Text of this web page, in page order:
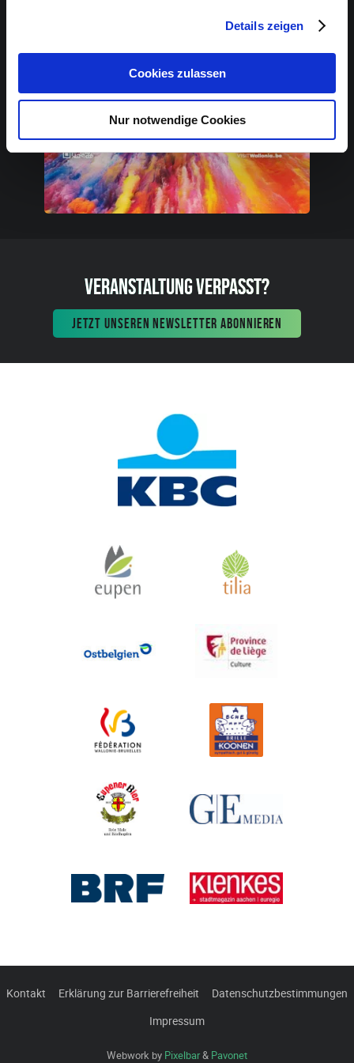
Details zeigen
Cookies zulassen
Nur notwendige Cookies
VERANSTALTUNG VERPASST?
JETZT UNSEREN NEWSLETTER ABONNIEREN
Kontakt Erklärung zur Barrierefreiheit
Datenschutzbestimmungen
Impressum
Webwork by Pixelbar& Pavonet